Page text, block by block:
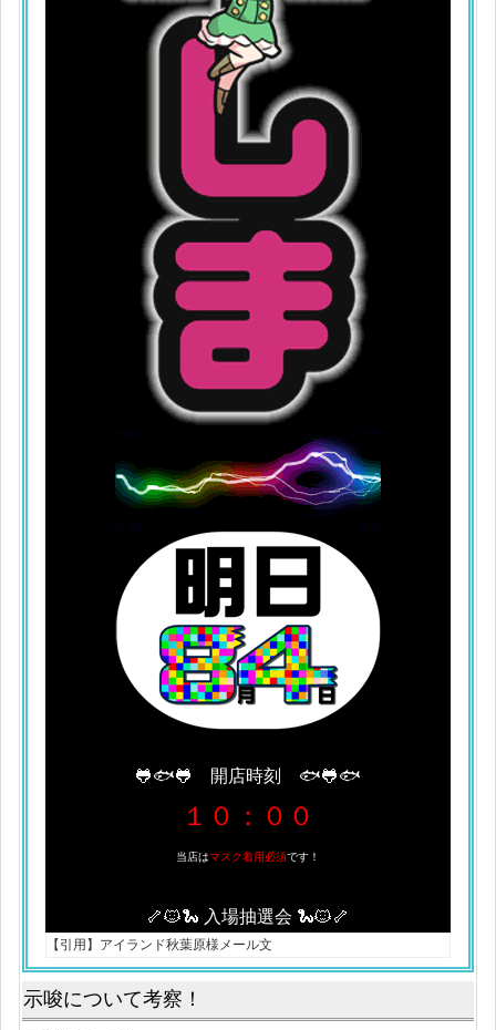
🐸🐟🐸 開店時刻 🐟🐸🐟
１０：００
当店はマスク着用必須です！
🦴🐱🐍 入場抽選会 🐍🐱🦴
【引用】アイランド秋葉原様メール文
示唆について考察！